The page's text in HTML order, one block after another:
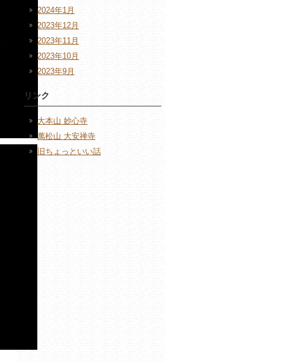
2024年1月
2023年12月
2023年11月
2023年10月
2023年9月
リンク
大本山 妙心寺
萬松山 大安禅寺
旧ちょっといい話